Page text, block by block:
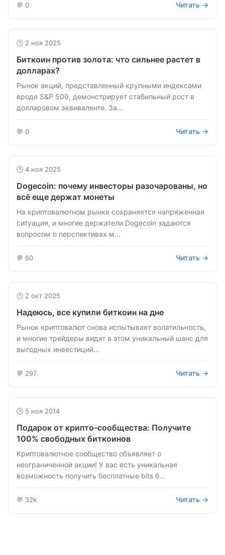
💬 0 Читать →
🕒 2 ноя 2025
Биткоин против золота: что сильнее растет в
долларах?
Рынок акций, представленный крупными индексами
вроде S&P 500, демонстрирует стабильный рост в
долларовом эквиваленте. За...
💬 0 Читать →
🕒 4 ноя 2025
Dogecoin: почему инвесторы разочарованы, но
всё еще держат монеты
На криптовалютном рынке сохраняется напряженная
ситуация, и многие держатели Dogecoin задаются
вопросом о перспективах м...
💬 60 Читать →
🕒 2 окт 2025
Надеюсь, все купили биткоин на дне
Рынок криптовалют снова испытывает волатильность,
и многие трейдеры видят в этом уникальный шанс для
выгодных инвестиций...
💬 297 Читать →
🕒 5 ноя 2014
Подарок от крипто-сообщества: Получите
100% свободных биткоинов
Криптовалютное сообщество объявляет о
неограниченной акции! У вас есть уникальная
возможность получить бесплатные bits б...
💬 32k Читать →